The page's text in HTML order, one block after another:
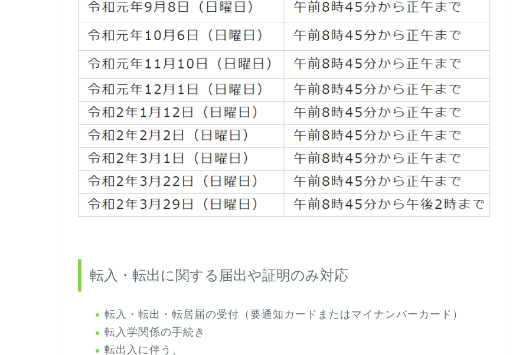
転入・転出に関する届出や証明のみ対応
転入・転出・転居届の受付（要通知カードまたはマイナンバーカード）
転入学関係の手続き
転出入に伴う、